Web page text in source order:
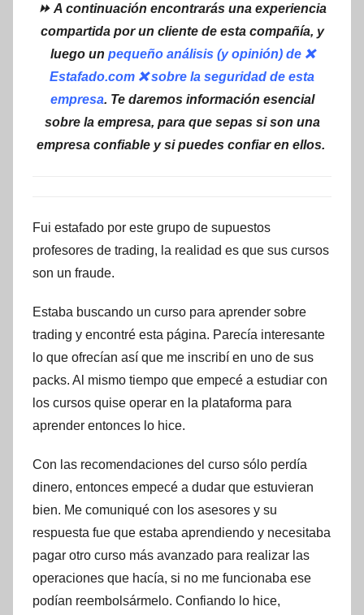
⏩ A continuación encontrarás una experiencia
compartida por un cliente de esta compañía, y
luego un pequeño análisis (y opinión) de ❌
Estafado.com ❌ sobre la seguridad de esta
empresa. Te daremos información esencial
sobre la empresa, para que sepas si son una
empresa confiable y si puedes confiar en ellos.
Fui estafado por este grupo de supuestos
profesores de trading, la realidad es que sus cursos
son un fraude.
Estaba buscando un curso para aprender sobre
trading y encontré esta página. Parecía interesante
lo que ofrecían así que me inscribí en uno de sus
packs. Al mismo tiempo que empecé a estudiar con
los cursos quise operar en la plataforma para
aprender entonces lo hice.
Con las recomendaciones del curso sólo perdía
dinero, entonces empecé a dudar que estuvieran
bien. Me comuniqué con los asesores y su
respuesta fue que estaba aprendiendo y necesitaba
pagar otro curso más avanzado para realizar las
operaciones que hacía, si no me funcionaba ese
podían reembolsármelo. Confiando lo hice,